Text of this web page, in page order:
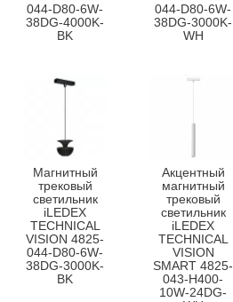
044-D80-6W-
38DG-4000K-
BK
044-D80-6W-
38DG-3000K-
WH
Магнитный
трековый
светильник
iLEDEX
TECHNICAL
VISION 4825-
044-D80-6W-
38DG-3000K-
BK
Акцентный
магнитный
трековый
светильник
iLEDEX
TECHNICAL
VISION
SMART 4825-
043-H400-
10W-24DG-